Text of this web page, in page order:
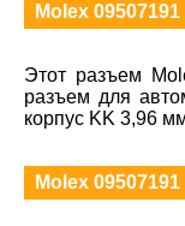
Molex
Этот разъем
разъем для
корпус KK 3,96
Molex